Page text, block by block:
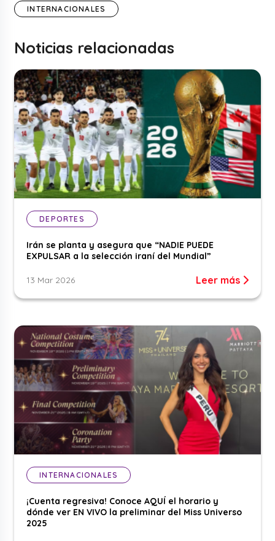
INTERNACIONALES
Noticias relacionadas
DEPORTES
Irán se planta y asegura que “NADIE PUEDE
EXPULSAR a la selección iraní del Mundial”
13 Mar 2026 Leer más
INTERNACIONALES
¡Cuenta regresiva! Conoce AQUÍ el horario y
dónde ver EN VIVO la preliminar del Miss Universo
2025